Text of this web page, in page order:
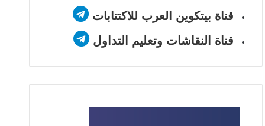
قناة بيتكوين العرب للاكتتابات
قناة النقاشات وتعليم التداول